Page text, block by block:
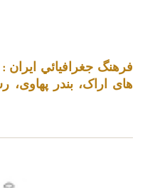
فرهنگ جغرافيائي
های اراک، بندر